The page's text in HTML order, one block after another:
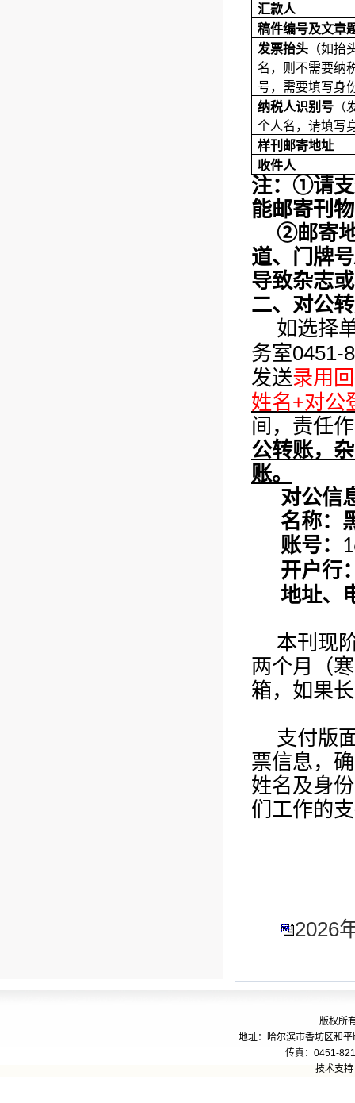
汇款人
稿件编号及文章
发票抬头 （如抬
名，则不需要纳
号，需要填写身
纳税人识别号 （
个人名，请填写
样刊邮寄地址
收件人
注： ①请支
能邮寄刊
②邮寄
道、门牌号
导致杂志
二、对公
如选择
务室0451-
发送录用
姓名+对公
间，责任
公转账，
账。
对公信
名称：
账号：
开户行
地址、
本刊现
两个月（
箱，如果
支付版
票信息，
姓名及身
们工作的
2026
版权所
地址：哈尔滨市香坊区和
传真：0451-
技术支